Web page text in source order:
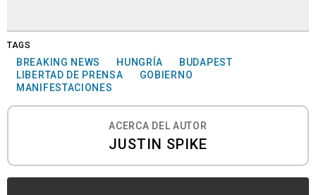
TAGS
BREAKING NEWS HUNGRÍA
BUDAPEST
LIBERTAD DE PRENSA
GOBIERNO
MANIFESTACIONES
ACERCA DEL AUTOR
JUSTIN SPIKE